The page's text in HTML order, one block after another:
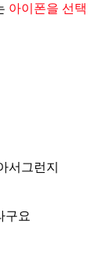
아이폰을 선택
서그런지
구요